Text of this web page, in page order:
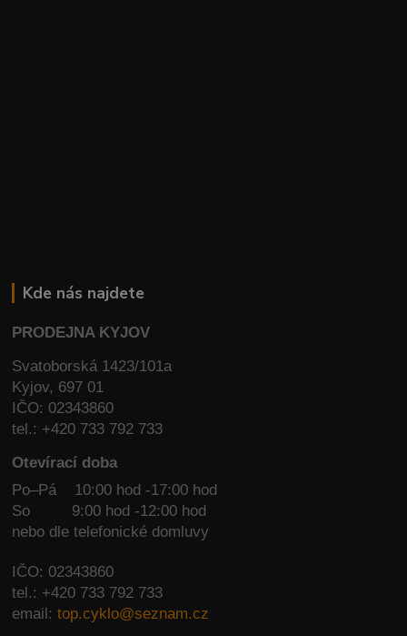
Kde nás najdete
PRODEJNA KYJOV
Svatoborská 1423/101a
Kyjov, 697 01
IČO: 02343860
tel.: +420 733 792 733
Otevírací doba
Po–Pá 10:00 hod -17:00 hod
So
9:00 hod -12:00 hod
nebo dle telefonické domluvy
IČO: 02343860
tel.: +420 733 792 733
email:top.cyklo@seznam.cz